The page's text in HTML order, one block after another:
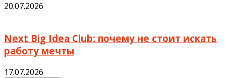
20.07.2026
Next Big Idea Club: почему не стоит искать
работу мечты
17.07.2026